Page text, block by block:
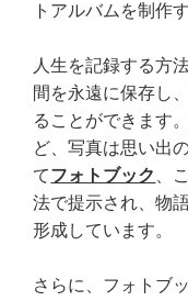
トアルバムを制作
人生を記録する方
間を永遠に保存し
ることができます
ど、写真は思い出
てフォトブック 、
法で提示され、物
形成しています。
さらに、フォトブ